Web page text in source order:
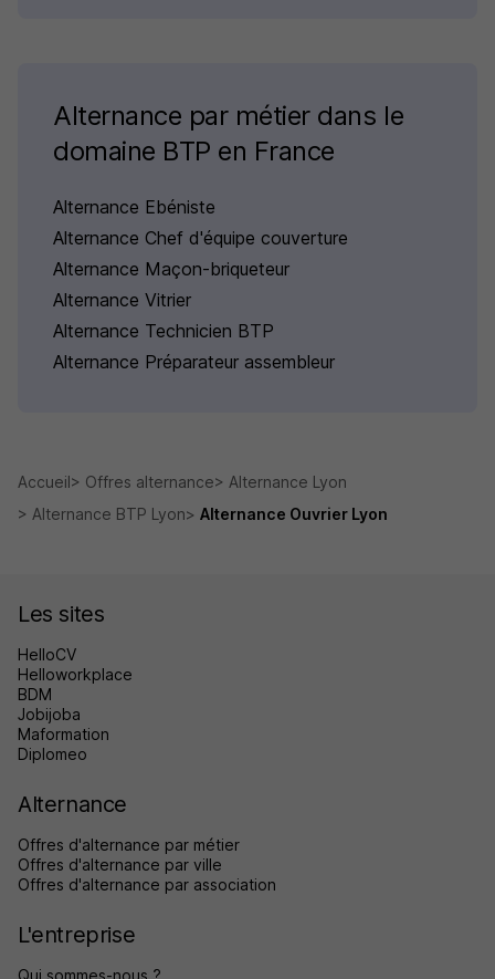
Alternance par métier dans le
domaine BTP en France
Alternance Ebéniste
Alternance Chef d'équipe couverture
Alternance Maçon-briqueteur
Alternance Vitrier
Alternance Technicien BTP
Alternance Préparateur assembleur
Accueil Offres alternance
Alternance Lyon
Alternance BTP Lyon
Alternance Ouvrier Lyon
Les sites
HelloCV
Helloworkplace
BDM
Jobijoba
Maformation
Diplomeo
Alternance
Offres d'alternance par métier
Offres d'alternance par ville
Offres d'alternance par association
L'entreprise